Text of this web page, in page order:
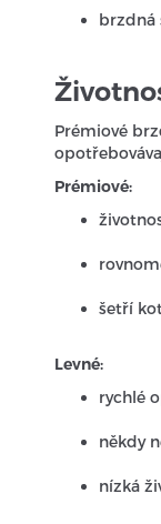
brzdná
Prémiové
Prémiové:
šetří
Levné:
rychlé
někdy
nízká